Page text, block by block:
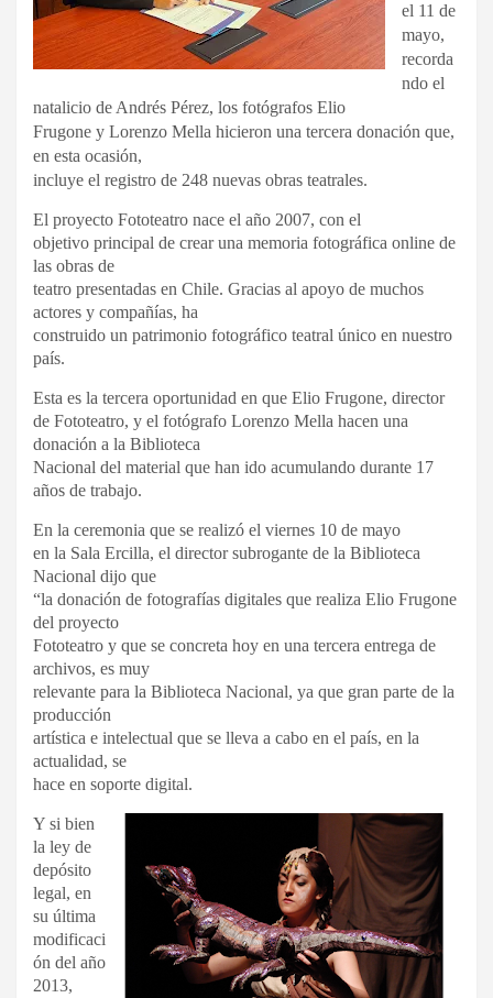
el 11 de
mayo,
recorda
ndo el
natalicio de Andrés Pérez, los fotógrafos Elio
Frugone y Lorenzo Mella hicieron una tercera donación que,
en esta ocasión,
incluye el registro de 248 nuevas obras teatrales.
El proyecto Fototeatro nace el año 2007, con el
objetivo principal de crear una memoria fotográfica online de
las obras de
teatro presentadas en Chile. Gracias al apoyo de muchos
actores y compañías, ha
construido un patrimonio fotográfico teatral único en nuestro
país.
Esta es la tercera oportunidad en que Elio Frugone, director
de Fototeatro, y el fotógrafo Lorenzo Mella hacen una
donación a la Biblioteca
Nacional del material que han ido acumulando durante 17
años de trabajo.
En la ceremonia que se realizó el viernes 10 de mayo
en la Sala Ercilla, el director subrogante de la Biblioteca
Nacional dijo que
“la donación de fotografías digitales que realiza Elio Frugone
del proyecto
Fototeatro y que se concreta hoy en una tercera entrega de
archivos, es muy
relevante para la Biblioteca Nacional, ya que gran parte de la
producción
artística e intelectual que se lleva a cabo en el país, en la
actualidad, se
hace en soporte digital.
Y si bien
la ley de
depósito
legal, en
su última
modificaci
ón del año
2013,